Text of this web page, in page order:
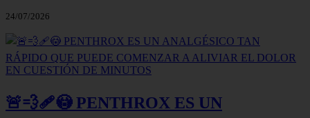
24/07/2026
🚨💨🩹😳 PENTHROX ES UN